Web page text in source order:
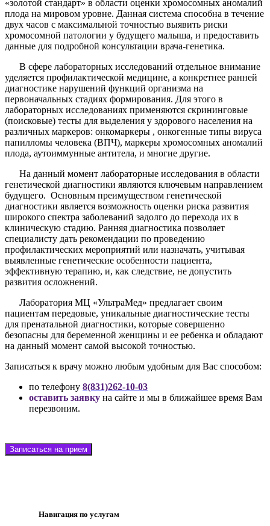
«золотой стандарт» в области оценки хромосомных аномалий
плода на мировом уровне. Данная система способна в течение
двух часов с максимальной точностью выявить риски
хромосомной патологии у будущего малыша, и предоставить
данные для подробной консультации врача-генетика.
В сфере лабораторных исследований отдельное внимание
уделяется профилактической медицине, а конкретнее ранней
диагностике нарушений функций организма на
первоначальных стадиях формирования. Для этого в
лабораторных исследованиях применяются скрининговые
(поисковые) тесты для выделения у здорового населения на
различных маркеров: онкомаркеры , онкогенные типы вируса
папилломы человека (ВПЧ), маркеры хромосомных аномалий
плода, аутоиммунные антитела, и многие другие.
На данный момент лабораторные исследования в области
генетической диагностики являются ключевым направлением
будущего. Основным преимуществом генетической
диагностики является возможность оценки риска развития
широкого спектра заболеваний задолго до перехода их в
клиническую стадию. Ранняя диагностика позволяет
специалисту дать рекомендации по проведению
профилактических мероприятий или назначать, учитывая
выявленные генетические особенности пациента,
эффективную терапию, и, как следствие, не допустить
развития осложнений.
Лаборатория МЦ «УльтраМед» предлагает своим
пациентам передовые, уникальные диагностические тесты
для пренатальной диагностики, которые совершенно
безопасны для беременной женщины и ее ребенка и обладают
на данный момент самой высокой точностью.
Записаться к врачу можно любым удобным для Вас способом:
по телефону 8(831)262-10-03
оставить заявку на сайте и мы в ближайшее время Вам
перезвоним.
Записаться на прием
Навигация по услугам